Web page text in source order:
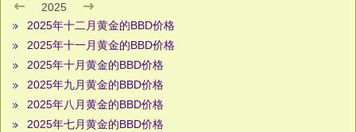
2025
2025年十二月黄金的BBD价格
2025年十一月黄金的BBD价格
2025年十月黄金的BBD价格
2025年九月黄金的BBD价格
2025年八月黄金的BBD价格
2025年七月黄金的BBD价格